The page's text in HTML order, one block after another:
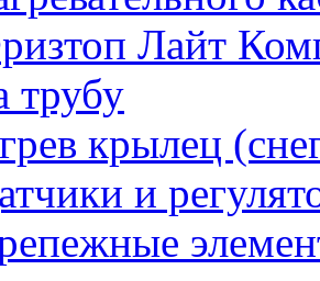
Лайт
трубу
крылец
и